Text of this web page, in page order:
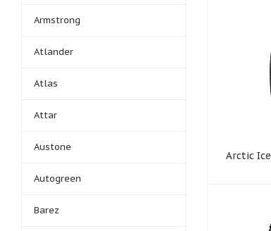
Arctic Ice
Armstrong
Atlander
Atlas
Attar
Austone
Autogreen
Barez